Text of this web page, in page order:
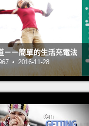
－－簡單的生活充電法
• 2016-11-28